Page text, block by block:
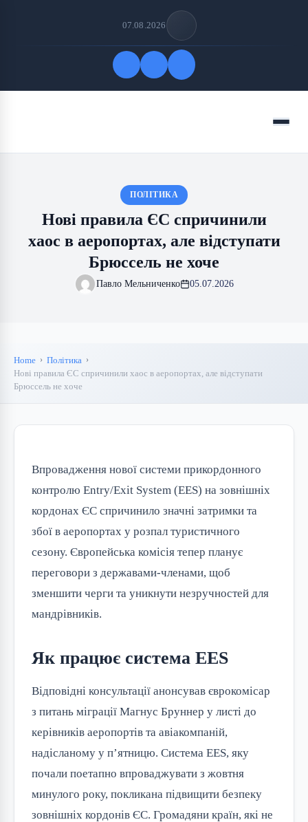
07.08.2026
Menu
ПОЛІТИКА
Нові правила ЄС спричинили
хаос в аеропортах, але відступати
Брюссель не хоче
Павло Мельниченко 05.07.2026
Home
Політика
Нові правила ЄС спричинили хаос в аеропортах, але відступати
Брюссель не хоче
Впровадження нової системи прикордонного
контролю Entry/Exit System (EES) на зовнішніх
кордонах ЄС спричинило значні затримки та
збої в аеропортах у розпал туристичного
сезону. Європейська комісія тепер планує
переговори з державами-членами, щоб
зменшити черги та уникнути незручностей для
мандрівників.
Як працює система EES
Відповідні консультації анонсував єврокомісар
з питань міграції Магнус Бруннер у листі до
керівників аеропортів та авіакомпаній,
надісланому у п’ятницю. Система EES, яку
почали поетапно впроваджувати з жовтня
минулого року, покликана підвищити безпеку
зовнішніх кордонів ЄС. Громадяни країн, які не